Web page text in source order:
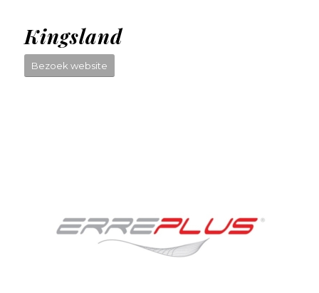
Kingsland
Bezoek website